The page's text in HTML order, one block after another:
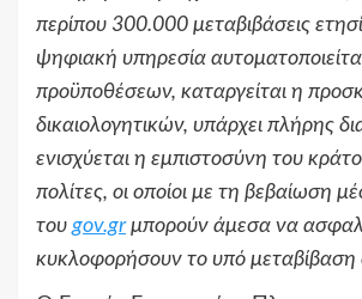
περίπου 300.000 μεταβιβάσεις
ψηφιακή υπηρεσία
προϋποθέσεων, καταργείται η
δικαιολογητικών, υπάρχει πλήρης
ενισχύεται η εμπιστοσύνη του
πολίτες, οι οποίοι με τη βεβαίωση
τουgov.grμπορούν άμεσα να
κυκλοφορήσουν το υπό μεταβίβαση